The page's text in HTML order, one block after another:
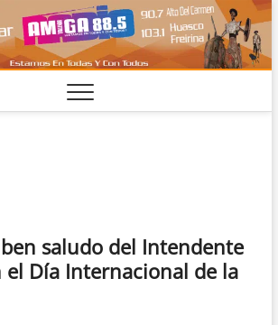
saludo del Intendente
el Día Internacional de la